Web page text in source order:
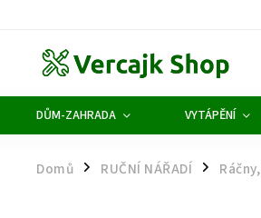
DŮM-ZAHRADA VYTÁPĚNÍ
Domů / RUČNÍ NÁŘADÍ /